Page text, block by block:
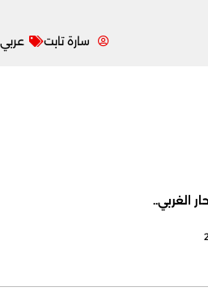
سارة تابت عربي
الغربي..